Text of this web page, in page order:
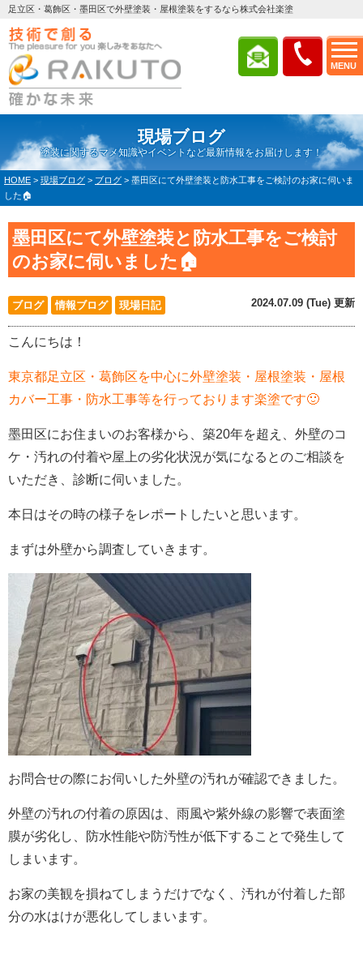
MENU
足立区・葛飾区・墨田区で外壁塗装・屋根塗装をするなら株式会社楽塗
現場ブログ
塗装に関するマメ知識やイベントなど最新情報をお届けします！
HOME > 現場ブログ > ブログ > 墨田区にて外壁塗装と防水工事をご検討のお家に伺いま
した🏠
墨田区にて外壁塗装と防水工事をご検討
のお家に伺いました🏠
ブログ 情報ブログ 現場日記 2024.07.09 (Tue) 更新
こんにちは！
東京都足立区・葛飾区を中心に外壁塗装・屋根塗装・屋根
カバー工事・防水工事等を行っております楽塗です🙂
墨田区にお住まいのお客様から、築20年を超え、外壁のコ
ケ・汚れの付着や屋上の劣化状況が気になるとのご相談を
いただき、診断に伺いました。
本日はその時の様子をレポートしたいと思います。
まずは外壁から調査していきます。
お問合せの際にお伺いした外壁の汚れが確認できました。
外壁の汚れの付着の原因は、雨風や紫外線の影響で表面塗
膜が劣化し、防水性能や防汚性が低下することで発生して
しまいます。
お家の美観を損ねてしまうだけでなく、汚れが付着した部
分の水はけが悪化してしまいます。